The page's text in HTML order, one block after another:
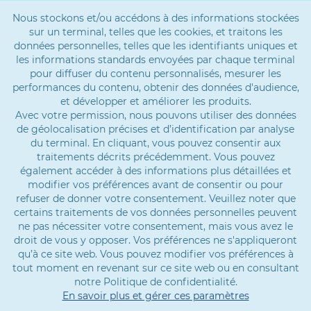
Nous stockons et/ou accédons à des informations stockées
sur un terminal, telles que les cookies, et traitons les
données personnelles, telles que les identifiants uniques et
les informations standards envoyées par chaque terminal
pour diffuser du contenu personnalisés, mesurer les
performances du contenu, obtenir des données d'audience,
et développer et améliorer les produits.
Avec votre permission, nous pouvons utiliser des données
de géolocalisation précises et d’identification par analyse
du terminal. En cliquant, vous pouvez consentir aux
traitements décrits précédemment. Vous pouvez
également accéder à des informations plus détaillées et
modifier vos préférences avant de consentir ou pour
refuser de donner votre consentement. Veuillez noter que
certains traitements de vos données personnelles peuvent
ne pas nécessiter votre consentement, mais vous avez le
droit de vous y opposer. Vos préférences ne s'appliqueront
qu’à ce site web. Vous pouvez modifier vos préférences à
tout moment en revenant sur ce site web ou en consultant
notre Politique de confidentialité.
En savoir plus et gérer ces paramètres